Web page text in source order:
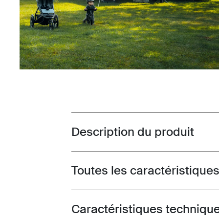
Toggle overview
Description du produit
Toggle features
Toutes les caractéristiques
Toggle techspec
Caractéristiques